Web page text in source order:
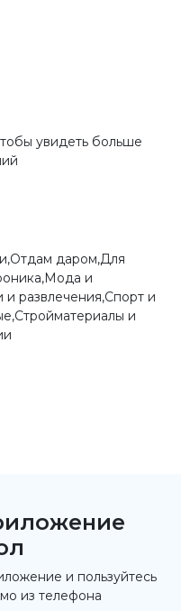
увидеть больше
даром,Для
и
и развлечения,Спорт и
и
и пользуйтесь
из телефона